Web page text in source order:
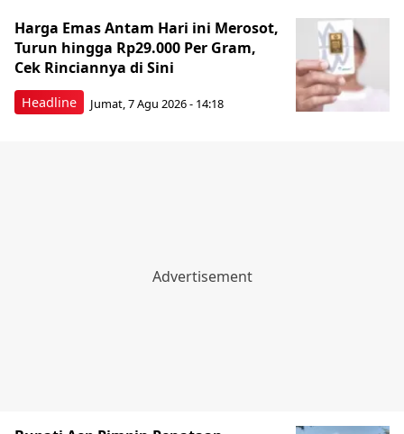
Headline
Harga Emas Antam Hari ini Merosot,
Turun hingga Rp29.000 Per Gram,
Cek Rinciannya di Sini
Jumat, 7 Agu 2026 - 14:18